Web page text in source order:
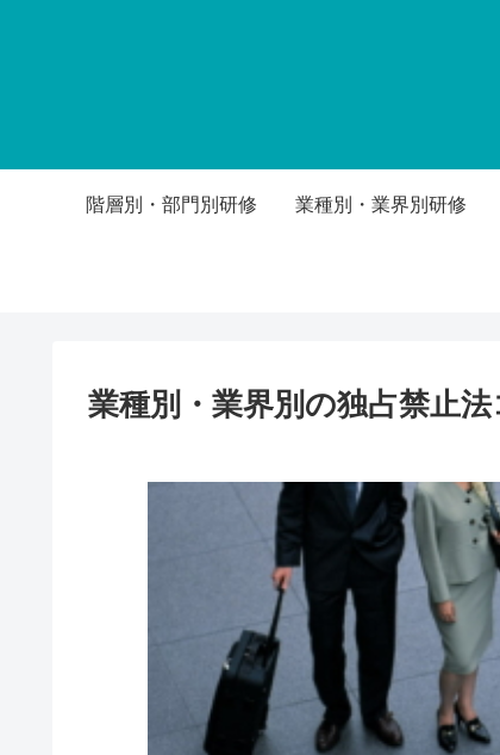
階層別・部門別研修 業種別・業界別研修
業種別・業界別の独占禁止